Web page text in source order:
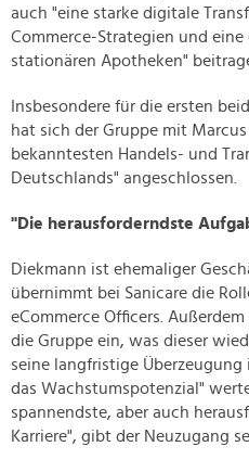
auch "eine starke digitale
Commerce-Strategien und
stationären Apotheken"
Insbesondere für die ersten
hat sich der Gruppe mit
bekanntesten Handels- und
Deutschlands" angeschlossen.
"Die herausforderndste
Diekmann ist ehemaliger
übernimmt bei Sanicare die
eCommerce Officers.
die Gruppe ein, was dieser
seine langfristige
das Wachstumspotenzial"
spannendste, aber auch
Karriere", gibt der Neuzugang